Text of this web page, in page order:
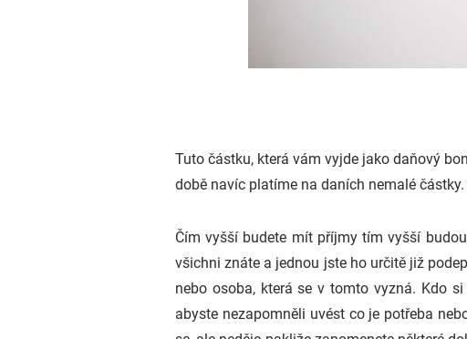
Tuto částku, která vám vyjde jako daňový
době navíc platíme na daních nemalé částky.
Čím vyšší budete mít příjmy tím vyšší
všichni znáte a jednou jste ho určitě již
nebo osoba, která se v tomto vyzná. Kdo
abyste nezapomněli uvést co je potřeba